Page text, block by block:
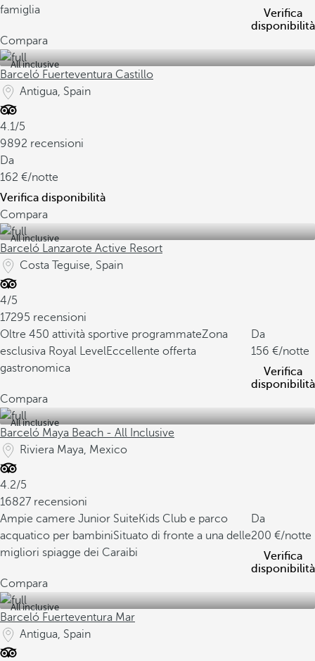
famiglia
Verifica
disponibilità
Compara
All inclusive
Barceló Fuerteventura Castillo
Antigua, Spain
4.1/5
9892 recensioni
Da
162
/notte
Verifica disponibilità
Compara
All inclusive
Barceló Lanzarote Active Resort
Costa Teguise, Spain
4/5
17295 recensioni
Oltre 450 attività sportive programmateZona
esclusiva Royal LevelEccellente offerta
gastronomica
Da
156
/notte
Verifica
disponibilità
Compara
All inclusive
Barceló Maya Beach - All Inclusive
Riviera Maya, Mexico
4.2/5
16827 recensioni
Ampie camere Junior SuiteKids Club e parco
acquatico per bambiniSituato di fronte a una delle
migliori spiagge dei Caraibi
Da
200
/notte
Verifica
disponibilità
Compara
All inclusive
Barceló Fuerteventura Mar
Antigua, Spain